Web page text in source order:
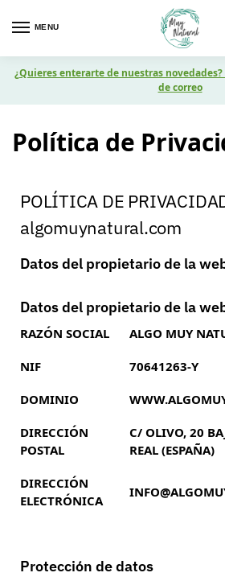
MENU
¿Quieres enterarte de nuestras
de correo
Política de
POLÍTICA DE
algomuynatural.com
Datos del propietario de la
Datos del propietario de la
RAZÓN SOCIAL ALGO MUY
NIF 70641263-Y
DOMINIO
DIRECCIÓN
POSTAL
C/ OLIVO, 20
REAL (ESPAÑA)
DIRECCIÓN
ELECTRÓNICA
Protección de datos